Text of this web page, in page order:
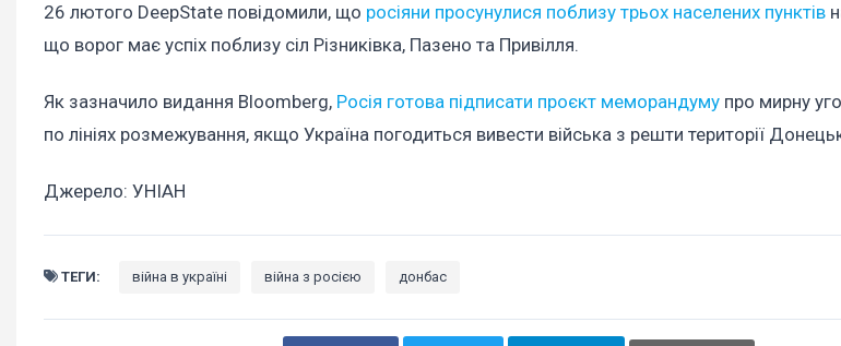
26 лютого DeepState повідомили, що росіяни просунулися поблизу трьох населених пунктів
що ворог має успіх поблизу сіл Різниківка, Пазено та Привілля.
Як зазначило видання Bloomberg, Росія готова підписати проєкт меморандуму про мирну
по лініях розмежування, якщо Україна погодиться вивести війська з решти території
Джерело: УНІАН
ТЕГИ: війна в україні війна з росією донбас